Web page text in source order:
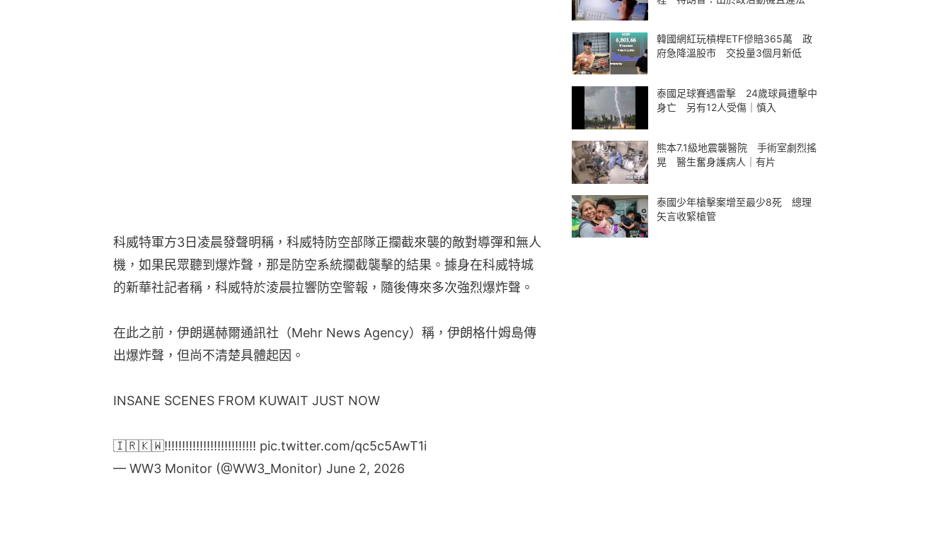
科威特軍方3日凌晨發聲明稱，科威特防空部隊正攔截來襲的敵對導彈和無人
機，如果民眾聽到爆炸聲，那是防空系統攔截襲擊的結果。據身在科威特城
的新華社記者稱，科威特於淩晨拉響防空警報，隨後傳來多次強烈爆炸聲。
在此之前，伊朗邁赫爾通訊社（Mehr News Agency）稱，伊朗格什姆島傳
出爆炸聲，但尚不清楚具體起因。
INSANE SCENES FROM KUWAIT JUST NOW
🇮🇷🇰🇼‼️‼️‼️‼️‼️‼️‼️‼️‼️‼️‼️‼️‼️ pic.twitter.com/qc5c5AwT1i
— WW3 Monitor (@WW3_Monitor) June 2, 2026
韓國網紅玩槓桿ETF慘賠365萬 政
府急降溫股市 交投量3個月新低
泰國足球賽遇雷擊 24歲球員遭擊中
身亡 另有12人受傷｜慎入
熊本7.1級地震襲醫院 手術室劇烈搖
晃 醫生奮身護病人｜有片
泰國少年槍擊案增至最少8死 總理
矢言收緊槍管